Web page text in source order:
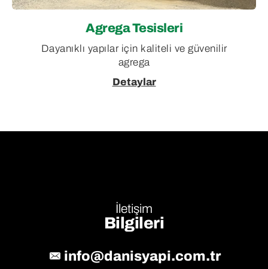
Agrega Tesisleri
Dayanıklı yapılar için kaliteli ve güvenilir
agrega
Detaylar
İletişim
Bilgileri
info@danisyapi.com.tr